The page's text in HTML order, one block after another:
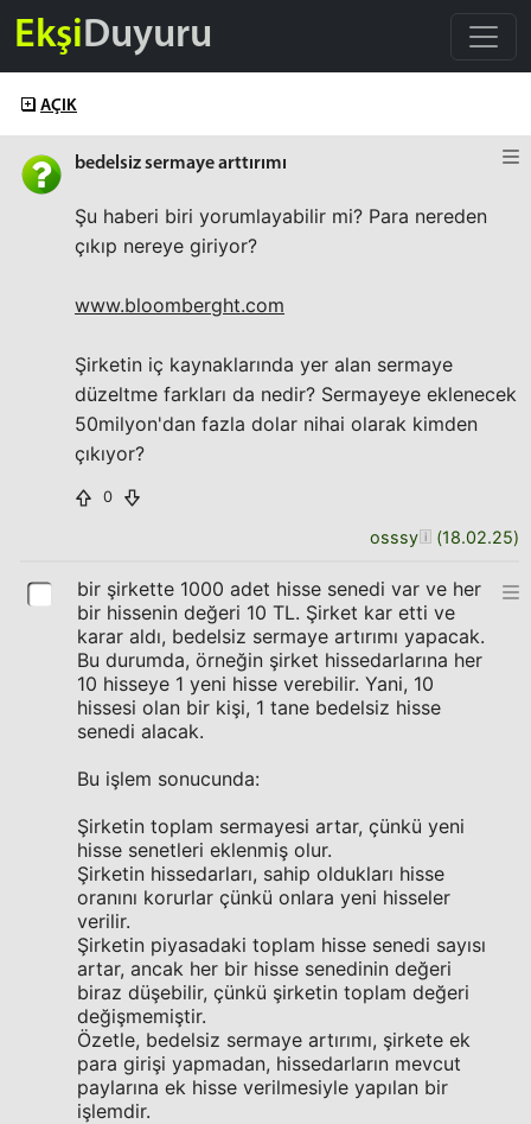
EkşiDuyuru
AÇIK
bedelsiz sermaye arttırımı
Şu haberi biri yorumlayabilir mi? Para nereden
çıkıp nereye giriyor?
www.bloomberght.com
Şirketin iç kaynaklarında yer alan sermaye
düzeltme farkları da nedir? Sermayeye eklenecek
50milyon'dan fazla dolar nihai olarak kimden
çıkıyor?
0
osssy (18.02.25)
bir şirkette 1000 adet hisse senedi var ve her
bir hissenin değeri 10 TL. Şirket kar etti ve
karar aldı, bedelsiz sermaye artırımı yapacak.
Bu durumda, örneğin şirket hissedarlarına her
10 hisseye 1 yeni hisse verebilir. Yani, 10
hissesi olan bir kişi, 1 tane bedelsiz hisse
senedi alacak.
Bu işlem sonucunda:
Şirketin toplam sermayesi artar, çünkü yeni
hisse senetleri eklenmiş olur.
Şirketin hissedarları, sahip oldukları hisse
oranını korurlar çünkü onlara yeni hisseler
verilir.
Şirketin piyasadaki toplam hisse senedi sayısı
artar, ancak her bir hisse senedinin değeri
biraz düşebilir, çünkü şirketin toplam değeri
değişmemiştir.
Özetle, bedelsiz sermaye artırımı, şirkete ek
para girişi yapmadan, hissedarların mevcut
paylarına ek hisse verilmesiyle yapılan bir
işlemdir.